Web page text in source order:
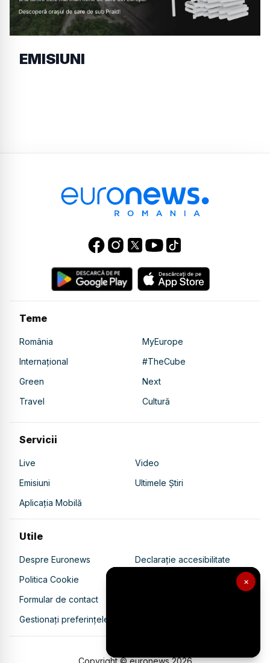
×
EMISIUNI
Teme
România
MyEurope
Internațional
#TheCube
Green
Next
Travel
Cultură
Servicii
Live
Video
Emisiuni
Ultimele Știri
Aplicația Mobilă
Utile
Despre Euronews
Declarație accesibilitate
Politica Cookie
Politica de confidențialitate
Formular de contact
Gestionați preferințele
Copyright © euronews2026